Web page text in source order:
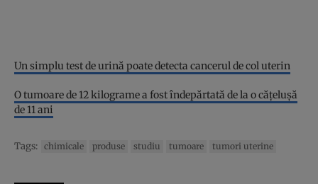
Un simplu test de urină poate detecta cancerul de col uterin
O tumoare de 12 kilograme a fost îndepărtată de la o cățelușă
de 11 ani
Tags: chimicale produse studiu tumoare tumori uterine